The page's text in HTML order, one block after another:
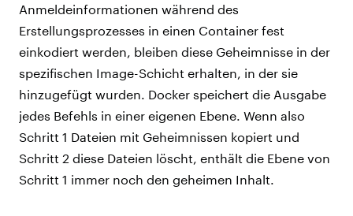
Anmeldeinformationen während des
Erstellungsprozesses in einen Container fest
einkodiert werden, bleiben diese Geheimnisse in der
spezifischen Image-Schicht erhalten, in der sie
hinzugefügt wurden. Docker speichert die Ausgabe
jedes Befehls in einer eigenen Ebene. Wenn also
Schritt 1 Dateien mit Geheimnissen kopiert und
Schritt 2 diese Dateien löscht, enthält die Ebene von
Schritt 1 immer noch den geheimen Inhalt.